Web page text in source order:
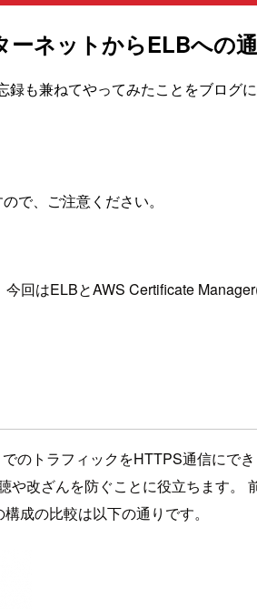
ネットからELBへの
も兼ねてやってみたことをブログに
で、ご注意ください。
回はELBとAWS Certificate
のトラフィックをHTTPS通信にで
改ざんを防ぐことに役立ちます
成の比較は以下の通りです。